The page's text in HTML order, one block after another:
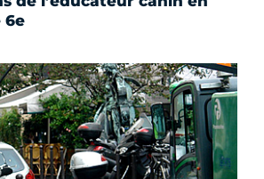
6e